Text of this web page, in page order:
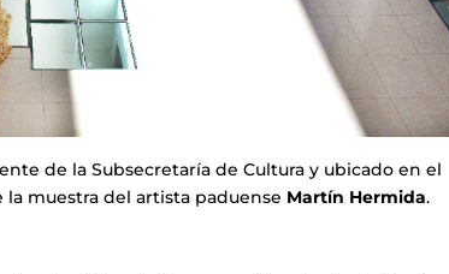
de la Subsecretaría de Cultura y ubicado en el
muestra del artista paduense Martín Hermida.